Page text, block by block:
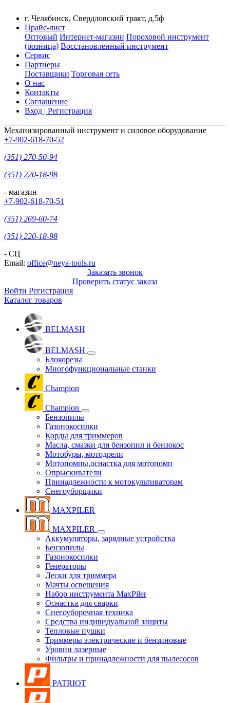
г. Челябинск, Свердловский тракт, д.5ф
Прайс-лист
Оптовый Интернет-магазин Пороховой инструмент
(розница) Восстановленный инструмент
Сервис
Партнеры
Поставщики Торговая сеть
О нас
Контакты
Соглашение
Вход | Регистрация
Механизированный инструмент и силовое оборудование
+7-902-618-70-52
(351) 270-50-94
(351) 220-18-98
- магазин
+7-902-618-70-51
(351) 269-60-74
(351) 220-18-98
- СЦ
Email: office@neya-tools.ru
Заказать звонок
Проверить статус заказа
Войти Регистрация
Каталог товаров
BELMASH
BELMASH
Блокорезы
Многофункциональные станки
Champion
Champion
Бензопилы
Газонокосилки
Корды для триммеров
Масла, смазки для бензопил и бензокос
Мотобуры, мотодрели
Мотопомпы,оснастка для мотопомп
Опрыскиватели
Принадлежности к мотокультиваторам
Снегоуборщики
MAXPILER
MAXPILER
Аккумуляторы, зарядные устройства
Бензопилы
Газонокосилки
Генераторы
Лески для триммера
Мачты освещения
Набор инструмента MaxPiler
Оснастка для сварки
Снегоуборочная техника
Средства индивидуальной защиты
Тепловые пушки
Триммеры электрические и бензиновые
Уровни лазерные
Фильтры и принадлежности для пылесосов
PATRIOT